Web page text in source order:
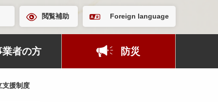
閲覧補助 Foreign language
業者の方 防災
援制度